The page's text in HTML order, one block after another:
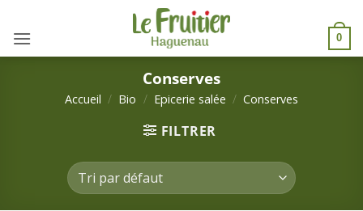
au
contenu
0
Conserves
Accueil / Bio / Epicerie salée / Conserves
FILTRER